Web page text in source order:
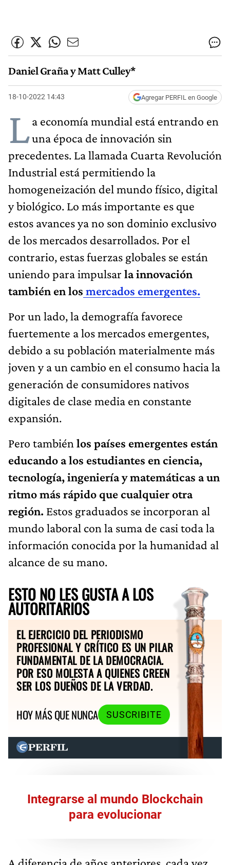
Daniel Graña y Matt Culley*
18-10-2022 14:43 Agregar PERFIL en Google
La economía mundial está entrando en
una época de innovación sin
precedentes. La llamada Cuarta Revolución
Industrial está permitiendo la
homogeneización del mundo físico, digital
y biológico. Lo más importante es que
estos avances ya no son dominio exclusivo
de los mercados desarrollados. Por el
contrario, estas fuerzas globales se están
uniendo para impulsar la innovación
también en los mercados emergentes.
Por un lado, la demografía favorece
fuertemente a los mercados emergentes,
debido a su población materialmente más
joven y a un cambio en el consumo hacia la
generación de consumidores nativos
digitales de clase media en constante
expansión.
Pero también los países emergentes están
educando a los estudiantes en ciencia,
tecnología, ingeniería y matemáticas a un
ritmo más rápido que cualquier otra
región. Estos graduados se incorporan al
mundo laboral con la suma de casi toda la
información conocida por la humanidad al
alcance de su mano.
ESTO NO LES GUSTA A LOS
AUTORITARIOS
EL EJERCICIO DEL PERIODISMO
PROFESIONAL Y CRÍTICO ES UN PILAR
FUNDAMENTAL DE LA DEMOCRACIA.
POR ESO MOLESTA A QUIENES CREEN
SER LOS DUEÑOS DE LA VERDAD.
HOY MÁS QUE NUNCA
SUSCRIBITE
Integrarse al mundo Blockchain
para evolucionar